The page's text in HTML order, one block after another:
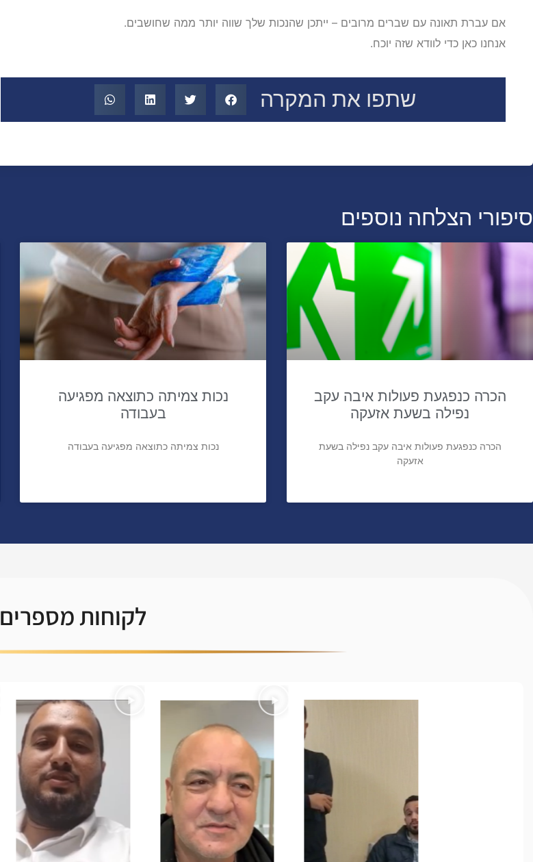
אם עברת תאונה עם שברים מרובים – ייתכן שהנכות שלך שווה יותר ממה שחושבים.
אנחנו כאן כדי לוודא שזה יוכח.
שתפו את המקרה
סיפורי הצלחה נוספים
הכרה כנפגעת פעולות איבה עקב
נפילה בשעת אזעקה
הכרה כנפגעת פעולות איבה עקב נפילה בשעת
אזעקה
נכות צמיתה כתוצאה מפגיעה
בעבודה
נכות צמיתה כתוצאה מפגיעה בעבודה
לקוחות מספרים